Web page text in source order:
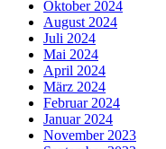
Oktober 2024
August 2024
Juli 2024
Mai 2024
April 2024
März 2024
Februar 2024
Januar 2024
November 2023